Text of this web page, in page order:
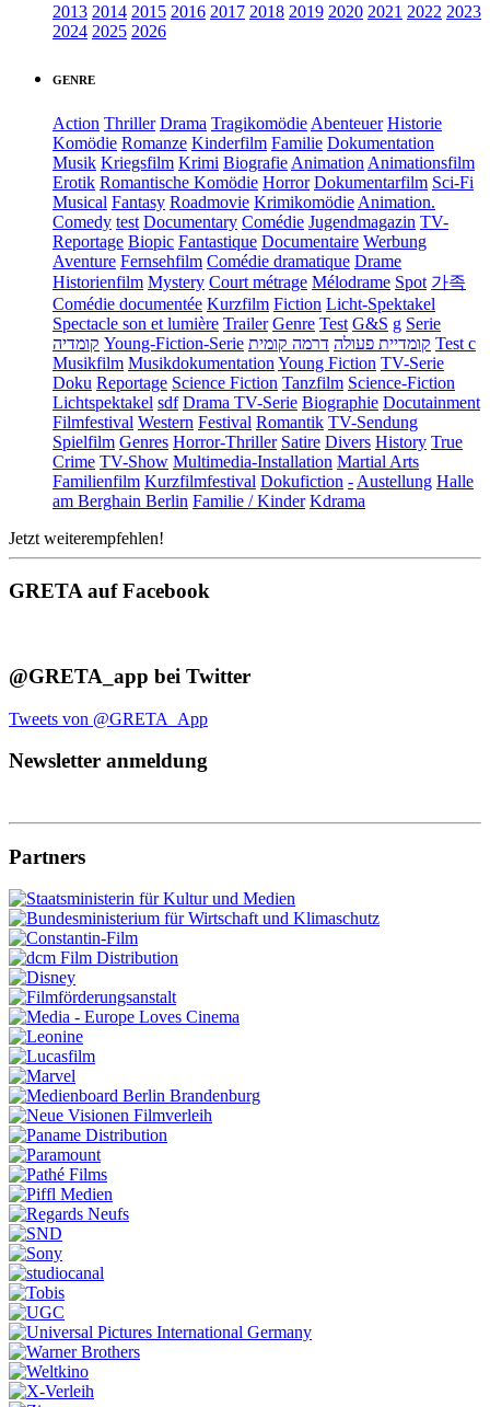
2013 2014 2015 2016 2017 2018 2019 2020 2021 2022 2023
2024 2025 2026
GENRE
Action Thriller Drama Tragikomödie Abenteuer Historie
Komödie Romanze Kinderfilm Familie Dokumentation
Musik Kriegsfilm Krimi Biografie Animation Animationsfilm
Erotik Romantische Komödie Horror Dokumentarfilm Sci-Fi
Musical Fantasy Roadmovie Krimikomödie Animation.
Comedy test Documentary Comédie Jugendmagazin TV-
Reportage Biopic Fantastique Documentaire Werbung
Aventure Fernsehfilm Comédie dramatique Drame
Historienfilm Mystery Court métrage Mélodrame Spot 가족
Comédie documentée Kurzfilm Fiction Licht-Spektakel
Spectacle son et lumière Trailer Genre Test G&S g Serie
קומדיה Young-Fiction-Serie קומדיית פעולה דרמה קומית
Test c
Musikfilm Musikdokumentation Young Fiction TV-Serie
Doku Reportage Science Fiction Tanzfilm Science-Fiction
Lichtspektakel sdf Drama TV-Serie Biographie Docutainment
Filmfestival Western Festival Romantik TV-Sendung
Spielfilm Genres Horror-Thriller Satire Divers History True
Crime TV-Show Multimedia-Installation Martial Arts
Familienfilm Kurzfilmfestival Dokufiction - Austellung Halle
am Berghain Berlin Familie / Kinder Kdrama
Jetzt weiterempfehlen!
GRETA auf Facebook
@GRETA_app bei Twitter
Tweets von @GRETA_App
Newsletter anmeldung
Partners